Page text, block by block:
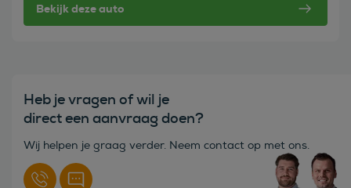
Bekijk deze auto
Heb je vragen of wil je
direct een aanvraag doen?
Wij helpen je graag verder. Neem contact op met ons.